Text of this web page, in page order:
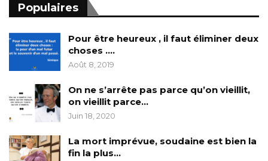
Populaires
Pour être heureux , il faut éliminer deux
choses ….
Août 8, 2019
On ne s’arrête pas parce qu’on vieillit,
on vieillit parce…
Juin 18, 2020
La mort imprévue, soudaine est bien la
fin la plus…